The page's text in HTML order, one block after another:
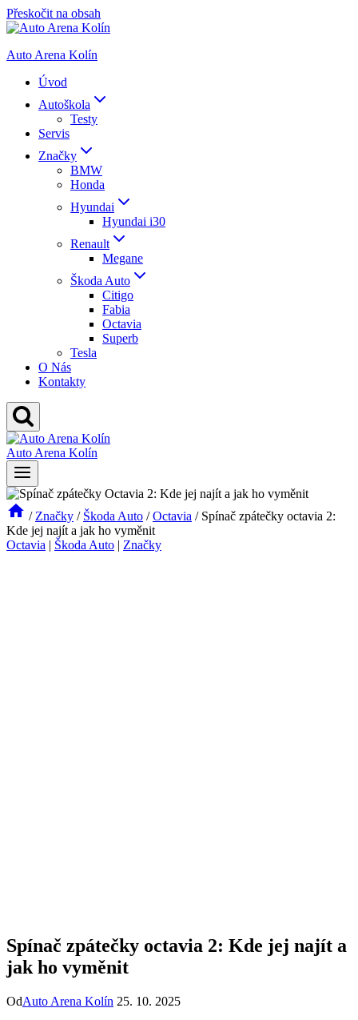
Přeskočit na obsah
Auto Arena Kolín
Úvod
Autoškola
Testy
Servis
Značky
BMW
Honda
Hyundai
Hyundai i30
Renault
Megane
Škoda Auto
Citigo
Fabia
Octavia
Superb
Tesla
O Nás
Kontakty
Auto Arena Kolín
/ Značky / Škoda Auto / Octavia / Spínač zpátečky octavia 2:
Kde jej najít a jak ho vyměnit
Octavia | Škoda Auto | Značky
Spínač zpátečky octavia 2: Kde jej najít a
jak ho vyměnit
OdAuto Arena Kolín 25. 10. 2025